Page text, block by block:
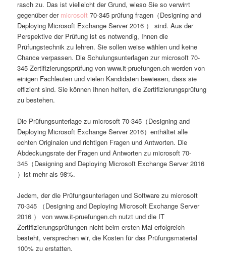
rasch zu. Das ist vielleicht der Grund, wieso Sie so verwirrt
gegenüber der microsoft 70-345 prüfung fragen（Designing and
Deploying Microsoft Exchange Server 2016 ） sind. Aus der
Perspektive der Prüfung ist es notwendig, Ihnen die
Prüfungstechnik zu lehren. Sie sollen weise wählen und keine
Chance verpassen. Die Schulungsunterlagen zur microsoft 70-
345 Zertifizierungsprüfung von www.it-pruefungen.ch werden von
einigen Fachleuten und vielen Kandidaten bewiesen, dass sie
effizient sind. Sie können Ihnen helfen, die Zertifizierungsprüfung
zu bestehen.
Die Prüfungsunterlage zu microsoft 70-345（Designing and
Deploying Microsoft Exchange Server 2016）enthältet alle
echten Originalen und richtigen Fragen und Antworten. Die
Abdeckungsrate der Fragen und Antworten zu microsoft 70-
345（Designing and Deploying Microsoft Exchange Server 2016
）ist mehr als 98%.
Jedem, der die Prüfungsunterlagen und Software zu microsoft
70-345 （Designing and Deploying Microsoft Exchange Server
2016 ） von www.it-pruefungen.ch nutzt und die IT
Zertifizierungsprüfungen nicht beim ersten Mal erfolgreich
besteht, versprechen wir, die Kosten für das Prüfungsmaterial
100% zu erstatten.